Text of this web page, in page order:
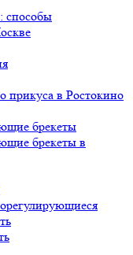
способы
прикуса в Ростокино
брекеты
брекеты в